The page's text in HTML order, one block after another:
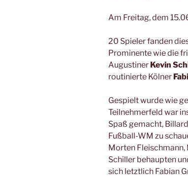
Am Freitag, dem
20 Spieler fanden
Prominente wie die
Augustiner Kevin
routinierte Kölner
Gespielt wurde wie
Teilnehmerfeld war
Spaß gemacht,
Fußball-WM zu
Morten Fleischmann,
Schiller behaupten
sich letztlich Fabian